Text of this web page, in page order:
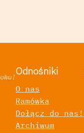
Odnośniki
O nas
Ramówka
Dołącz do nas!
Archiwum